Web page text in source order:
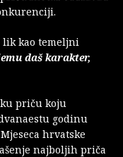
lik kao temeljni
daš karakter,
priču koju
godinu
hrvatske
najboljih priča